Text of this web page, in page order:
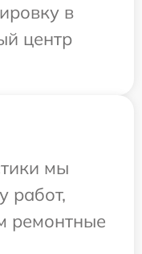
в
центр
мы
работ,
ремонтные